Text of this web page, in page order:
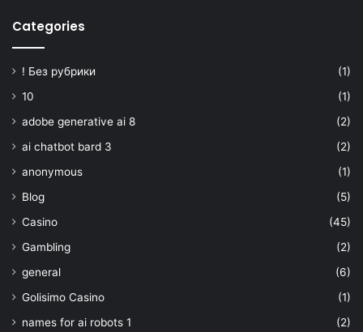
Categories
! Без рубрики
(1)
10
(1)
adobe generative ai 8
(2)
ai chatbot bard 3
(2)
anonymous
(1)
Blog
(5)
Casino
(45)
Gambling
(2)
general
(6)
Golisimo Casino
(1)
names for ai robots 1
(2)